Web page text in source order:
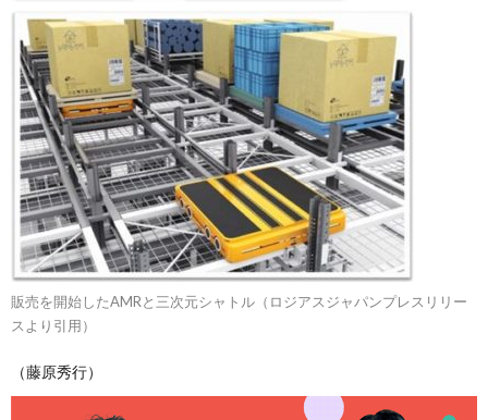
販売を開始したAMRと三次元シャトル（ロジアスジャパンプレスリリー
スより引用）
（藤原秀行）